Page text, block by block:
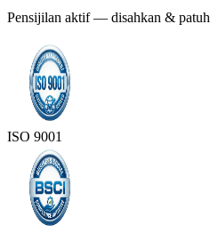
Pensijilan aktif — disahkan & patuh
ISO 9001